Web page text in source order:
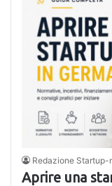
Redazione Startup-
Aprire una